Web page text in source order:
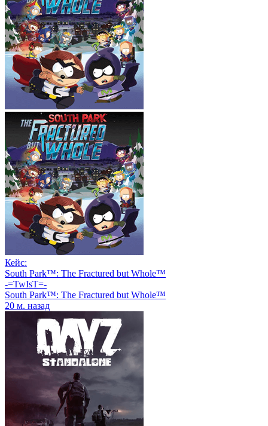
Кейс:
South Park™: The Fractured but Whole™
-=TwIsT=-
South Park™: The Fractured but Whole™
20 м. назад